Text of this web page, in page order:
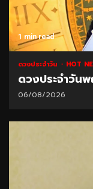
1 min read
ดวงประจำวัน HOT
ดวงประจำวัน
06/08/2026